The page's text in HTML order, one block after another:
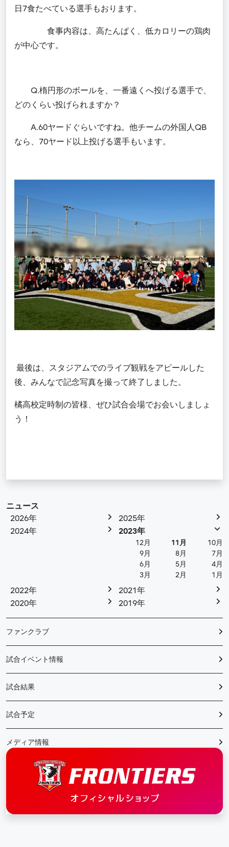
日7食たべている選手もおります。
食事内容は、高たんぱく、低カロリーの鶏肉
が中心です。
Q.楕円形のボールを、一番遠くへ投げる選手で、
どのくらい投げられますか？
A.60ヤードぐらいですね。他チームの外国人QB
なら、 70ヤード以上投げる選手もいます。
最後は、スタジアムでのライブ観戦をアピールした
後、みんなで記念写真を撮って終了しました。
橘高校定時制の皆様、ぜひ試合会場でお会いしましょ
う！
ニュース
2026年
2025年
2024年
2023年
12月 11月
10月
9月
8月
7月
6月
5月
4月
3月
2月 1月
2022年
2021年
2020年
2019年
ファンクラブ
試合イベント情報
試合結果
試合予定
メディア情報